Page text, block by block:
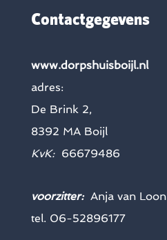
Contactgegevens
www.dorpshuisboijl.nl
adres:
De Brink 2,
8392 MA Boijl
KvK:66679486
voorzitter: Anja van Loon
tel. 06-52896177